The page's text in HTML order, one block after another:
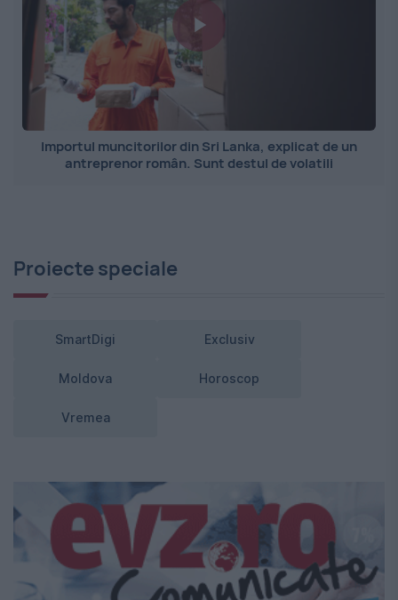
Importul muncitorilor din Sri Lanka, explicat de un
antreprenor român. Sunt destul de volatili
Proiecte speciale
SmartDigi Exclusiv
Moldova Horoscop
Vremea